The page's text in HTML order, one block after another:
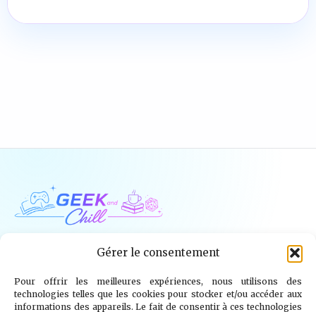
Gérer le consentement
Pour offrir les meilleures expériences, nous utilisons des
technologies telles que les cookies pour stocker et/ou accéder aux
informations des appareils. Le fait de consentir à ces technologies
Jeux Vidéo Tech Tabletop Livres